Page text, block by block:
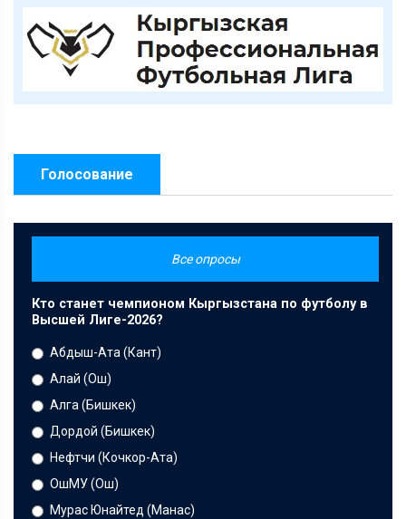
Голосование
Все опросы
Кто станет чемпионом Кыргызстана по футболу в
Высшей Лиге-2026?
Абдыш-Ата (Кант)
Алай (Ош)
Алга (Бишкек)
Дордой (Бишкек)
Нефтчи (Кочкор-Ата)
ОшМУ (Ош)
Мурас Юнайтед (Манас)